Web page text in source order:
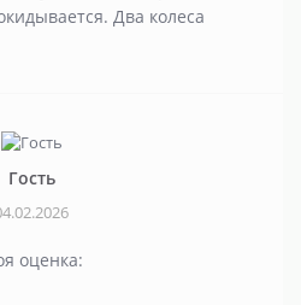
Два колеса
Гость
оценка: